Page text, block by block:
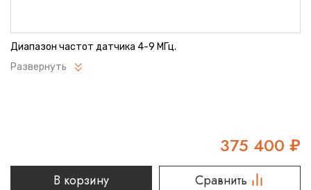
Диапазон частот датчика 4-9 МГц.
Развернуть
375 400 ₽
В корзину Сравнить